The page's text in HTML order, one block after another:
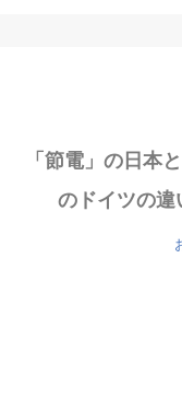
「節電」の日本
のドイツの違